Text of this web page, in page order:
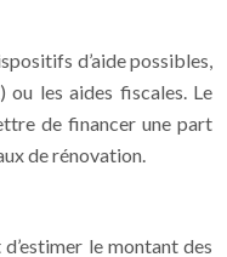
d’aide possibles,
ou les aides fiscales. Le
de financer une part
de rénovation.
le montant des